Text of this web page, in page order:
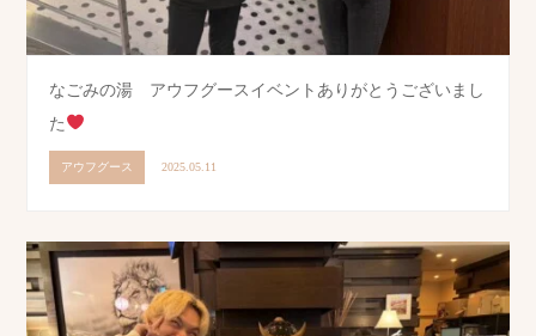
なごみの湯 アウフグースイベントありがとうございまし
た
アウフグース 2025.05.11